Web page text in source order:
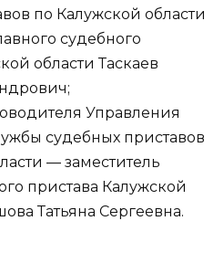
по Калужской области
судебного
области Таскаев
Управления
судебных приставов
— заместитель
пристава Калужской
Татьяна Сергеевна.